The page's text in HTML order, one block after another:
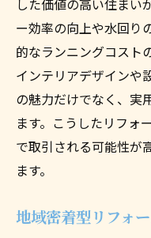
現
成功事例から
沖縄特有の課題
全を守ろう
沖縄特有の
要性
ィア
した価値の高い住まい
ー効率の向上や水回り
的なランニングコスト
インテリアデザインや
の魅力だけでなく、実
ます。こうしたリフォ
で取引される可能性が
ます。
地域密着型リフォ